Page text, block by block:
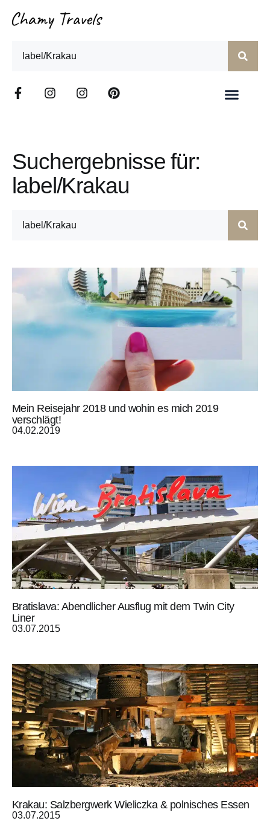
Suchergebnisse für:
label/Krakau
Mein Reisejahr 2018 und wohin es mich 2019
verschlägt!
04.02.2019
Bratislava: Abendlicher Ausflug mit dem Twin City
Liner
03.07.2015
Krakau: Salzbergwerk Wieliczka & polnisches Essen
03.07.2015